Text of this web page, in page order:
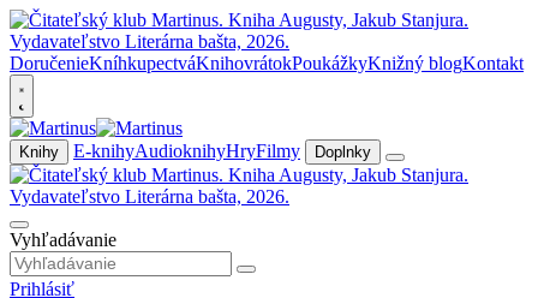
DoručenieKníhkupectváKnihovrátokPoukážkyKnižný blogKontakt
Knihy E-knihyAudioknihyHryFilmy Doplnky
Vyhľadávanie
Prihlásiť